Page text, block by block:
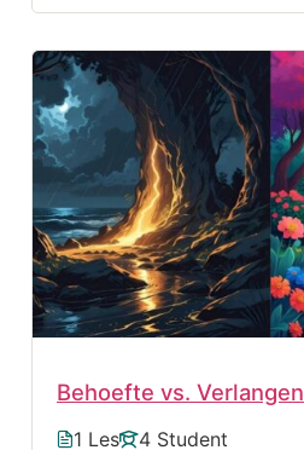
Behoefte vs. Verlangen
1 Les 4 Student